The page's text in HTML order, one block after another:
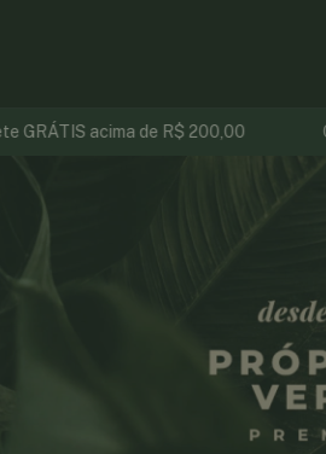
200,00 Compre em até 6x sem